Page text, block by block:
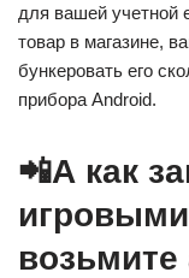
для вашей учетной
товар в магазине,
бункеровать его
прибора Android.
📲А как
возьмите